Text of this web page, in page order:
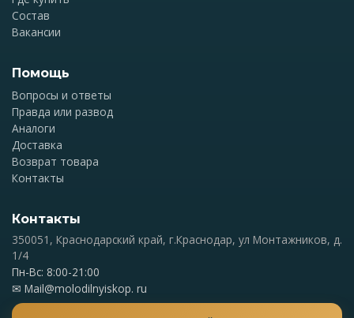
Состав
Вакансии
Помощь
Вопросы и ответы
Правда или развод
Аналоги
Доставка
Возврат товара
Контакты
Контакты
350051, Краснодарский край, г.Краснодар, ул Монтажников, д.
1/4
Пн-Вс: 8:00-21:00
✉ Mail@molodilnyiskop. ru